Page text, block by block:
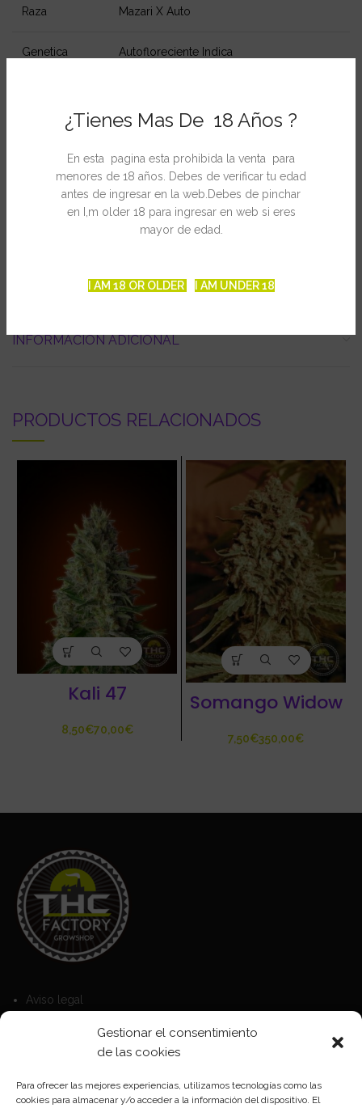
¿Tienes Mas De 18 Años ?
En esta pagina esta prohibida la venta para
menores de 18 años. Debes de verificar tu edad
antes de ingresar en la web.Debes de pinchar
en I,m older 18 para ingresar en web si eres
mayor de edad.
I AM 18 OR OLDER I AM UNDER 18
Gestionar el consentimiento
de las cookies
Para ofrecer las mejores experiencias, utilizamos tecnologías como las
cookies para almacenar y/o acceder a la información del dispositivo. El
Raza Mazari X Auto
Genetica Autofloreciente Indica
12-14%
Alto
INFORMACIÓN ADICIONAL
PRODUCTOS RELACIONADOS
Kali 47
€ €
Somango Widow
€ €
Aviso legal
Política de Cookies
Política de privacidad